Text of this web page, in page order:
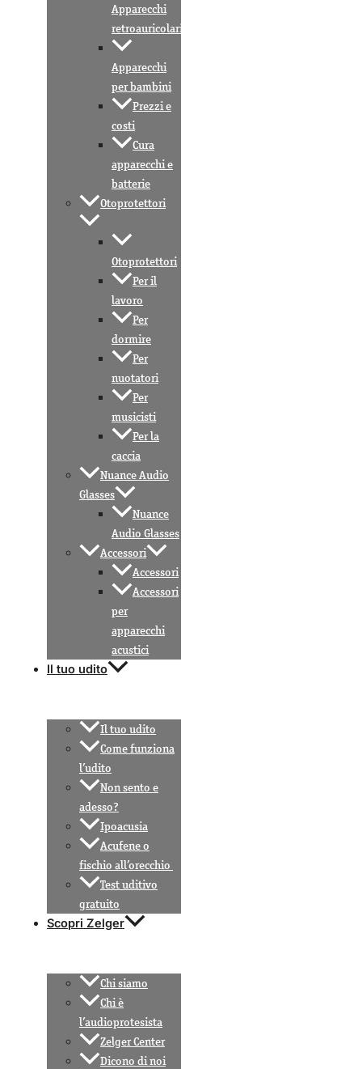
Apparecchi
retroauricolari
Apparecchi
per bambini
Prezzi e
costi
Cura
apparecchi e
batterie
Otoprotettori
Otoprotettori
Per il
lavoro
Per
dormire
Per
nuotatori
Per
musicisti
Per la
caccia
Nuance Audio
Glasses
Nuance
Audio Glasses
Accessori
Accessori
Accessori
per
apparecchi
acustici
Il tuo udito
Il tuo udito
Come funziona
l’udito
Non sento e
adesso?
Ipoacusia
Acufene o
fischio all’orecchio
Test uditivo
gratuito
Scopri Zelger
Chi siamo
Chi è
l’audioprotesista
Zelger Center
Dicono di noi